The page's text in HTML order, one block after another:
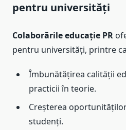
pentru universități
Colaborările educație PR
pentru universități, printre
Îmbunătățirea calității
practicii în teorie.
Creșterea
studenți.